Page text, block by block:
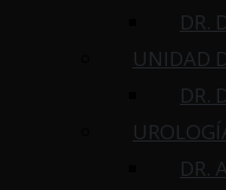
DR.
UNIDAD
DR.
DR.